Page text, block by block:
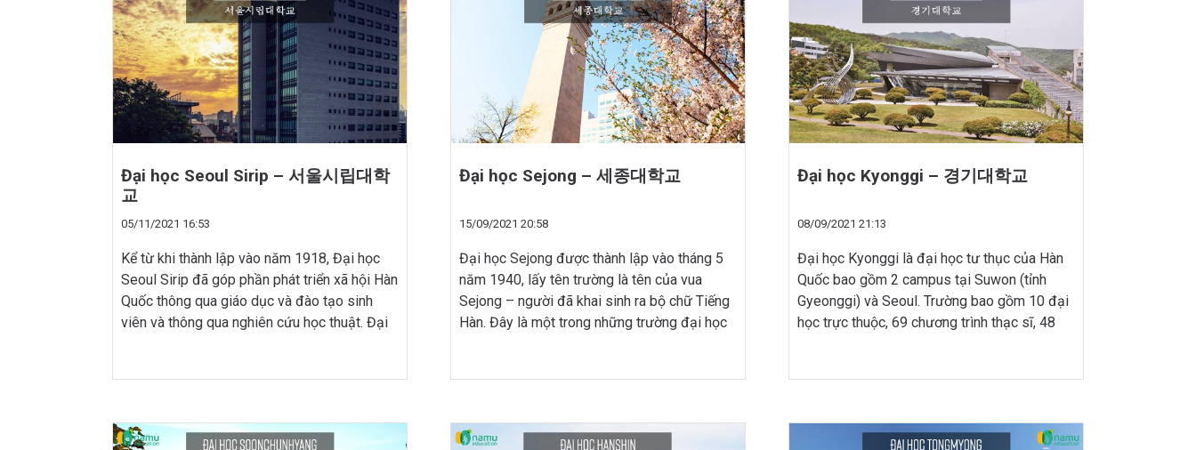
Đại học Seoul Sirip – 서울시립대학
교
05/11/2021 16:53
Kể từ khi thành lập vào năm 1918, Đại học
Seoul Sirip đã góp phần phát triển xã hội Hàn
Quốc thông qua giáo dục và đào tạo sinh
viên và thông qua nghiên cứu học thuật. Đại
Đại học Sejong – 세종대학교
15/09/2021 20:58
Đại học Sejong được thành lập vào tháng 5
năm 1940, lấy tên trường là tên của vua
Sejong – người đã khai sinh ra bộ chữ Tiếng
Hàn. Đây là một trong những trường đại học
Đại học Kyonggi – 경기대학교
08/09/2021 21:13
Đại học Kyonggi là đại học tư thục của Hàn
Quốc bao gồm 2 campus tại Suwon (tỉnh
Gyeonggi) và Seoul. Trường bao gồm 10 đại
học trực thuộc, 69 chương trình thạc sĩ, 48